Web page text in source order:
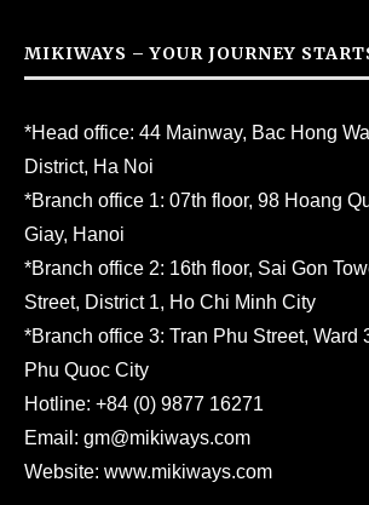
MIKIWAYS – YOUR JOURNEY
*Head office: 44 Mainway, Bac Hong
District, Ha Noi
*Branch office 1: 07th floor, 98 Hoang
Giay, Hanoi
*Branch office 2: 16th floor, Sai Gon
Street, District 1, Ho Chi Minh City
*Branch office 3: Tran Phu Street, Ward
Phu Quoc City
Hotline: +84 (0) 9877 16271
Email: gm@mikiways.com
Website: www.mikiways.com